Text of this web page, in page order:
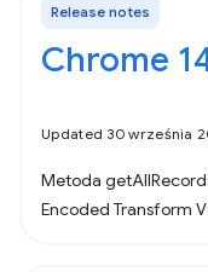
Release notes
Chrome
Updated 30 września
Metoda
Encoded Transform